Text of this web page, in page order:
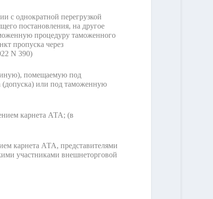
с однократной перегрузкой
постановления, на другое
процедуру таможенного
пропуска через
N 390)
иную), помещаемую под
(допуска) или под таможенную
карнета АТА; (в
карнета АТА, представителями
участниками внешнеторговой